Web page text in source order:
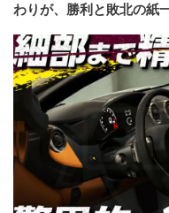
わりが、勝利と敗北の紙